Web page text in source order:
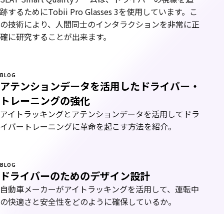
跡するためにTobii Pro Glasses 3を使用しています。こ
の技術により、人間同士のインタラクションを非常に正
確に研究することが出来ます。
BLOG
アテンションデータを活用したドライバー・
トレーニングの強化
アイトラッキングとアテンションデータを活用してドラ
イバートレーニングに革命を起こす方法を紹介。
BLOG
ドライバーのためのデザイン設計
自動車メーカーがアイトラッキングを活用して、運転中
の快適さと安全性をどのように確保しているか。